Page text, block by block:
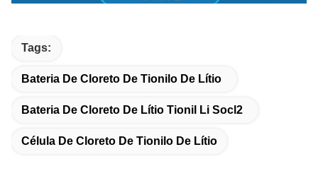
Tags:
Bateria De Cloreto De Tionilo De Lítio
Bateria De Cloreto De Lítio Tionil Li Socl2
Célula De Cloreto De Tionilo De Lítio